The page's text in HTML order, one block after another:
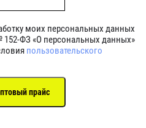
моих персональных данных
152-ФЗ «О персональных данных»
пользовательского